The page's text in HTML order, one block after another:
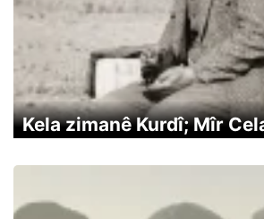
Kela zimanê Kurdî; Mîr